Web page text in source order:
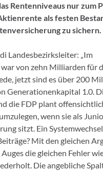
Rentenniveaus nur zum
als festen
zu sichern.
Landesbezirksleiter: „Im
von zehn Milliarden für
jetzt sind es über 200
Generationenkapital 1.0.
die FDP plant
wenn sie als
sitzt. Ein
Mit den gleichen
die gleichen Fehler
Die angebliche